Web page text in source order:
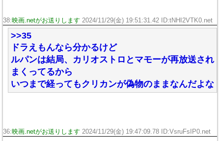
38:映画.netがお送りします 2024/11/29(金) 19:51:31.42 ID:tNHI2VTK0.net
>>35
ドラえもんなら分かるけど
ルパンは結局、カリオストロとマモーが再放送され
まくってるから
いつまで経ってもクリカンが偽物のままなんだよな
36:映画.netがお送りします 2024/11/29(金) 19:47:09.78 ID:VsruFsIP0.net